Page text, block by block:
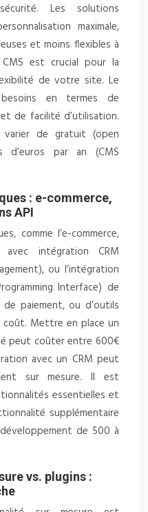
Les solutions
maximale,
et moins flexibles à
est crucial pour la
de votre site. Le
en termes de
de facilité d’utilisation.
varier de gratuit (open
d’euros par an (CMS
: e-commerce,
API
comme l’e-commerce,
avec intégration CRM
ou l’intégration
Interface) de
paiement, ou d’outils
Mettre en place un
peut coûter entre 600€
avec un CRM peut
sur mesure. Il est
essentielles et
supplémentaire
de 500 à
vs. plugins :